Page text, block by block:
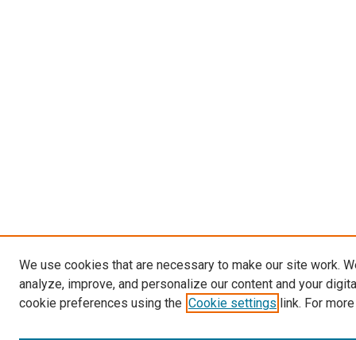
We use cookies that are necessary to make our site work.
analyze, improve, and personalize our content and your
cookie preferences using the Cookie settings link. For